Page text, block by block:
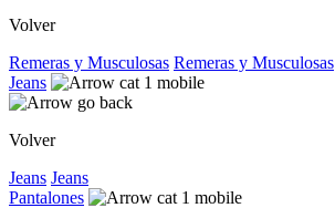
Volver
Remeras y Musculosas Remeras y Musculosas
Jeans
Volver
Jeans Jeans
Pantalones